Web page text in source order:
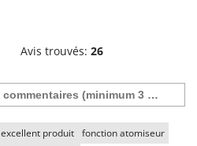
Avis trouvés: 26
excellent produit
fonction atomiseur